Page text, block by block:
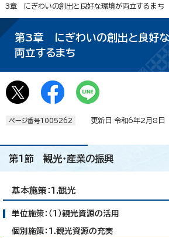
3章 にぎわいの創出と良好な環境が両立するまち
第3章 にぎわいの創出と良好
両立するまち
ページ番号1005262 更新日 令和6年2月8日
第1節 観光・産業の振興
基本施策：1.観光
単位施策：（1）観光資源の活用
個別施策：1.観光資源の充実